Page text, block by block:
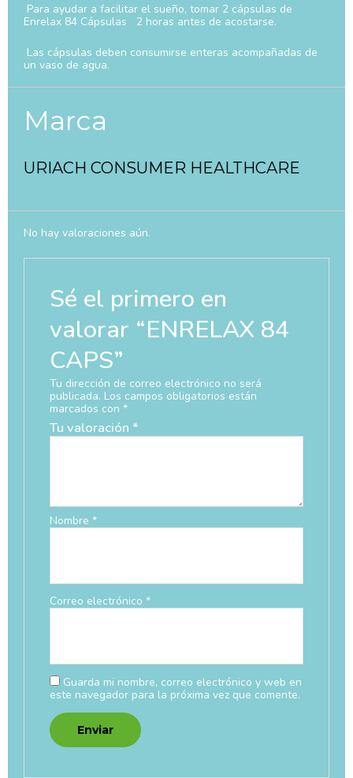
Para ayudar a facilitar el sueño, tomar 2 cápsulas de
Enrelax 84 Cápsulas 2 horas antes de acostarse.
Las cápsulas deben consumirse enteras acompañadas de
un vaso de agua.
Marca
URIACH CONSUMER HEALTHCARE
No hay valoraciones aún.
Sé el primero en
valorar “ENRELAX 84
CAPS”
Tu dirección de correo electrónico no será
publicada. Los campos obligatorios están
marcados con *
Tu valoración *
Nombre *
Correo electrónico *
Guarda mi nombre, correo electrónico y web en
este navegador para la próxima vez que comente.